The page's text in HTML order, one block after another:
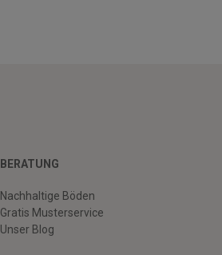
BERATUNG
Nachhaltige Böden
Gratis Musterservice
Unser Blog